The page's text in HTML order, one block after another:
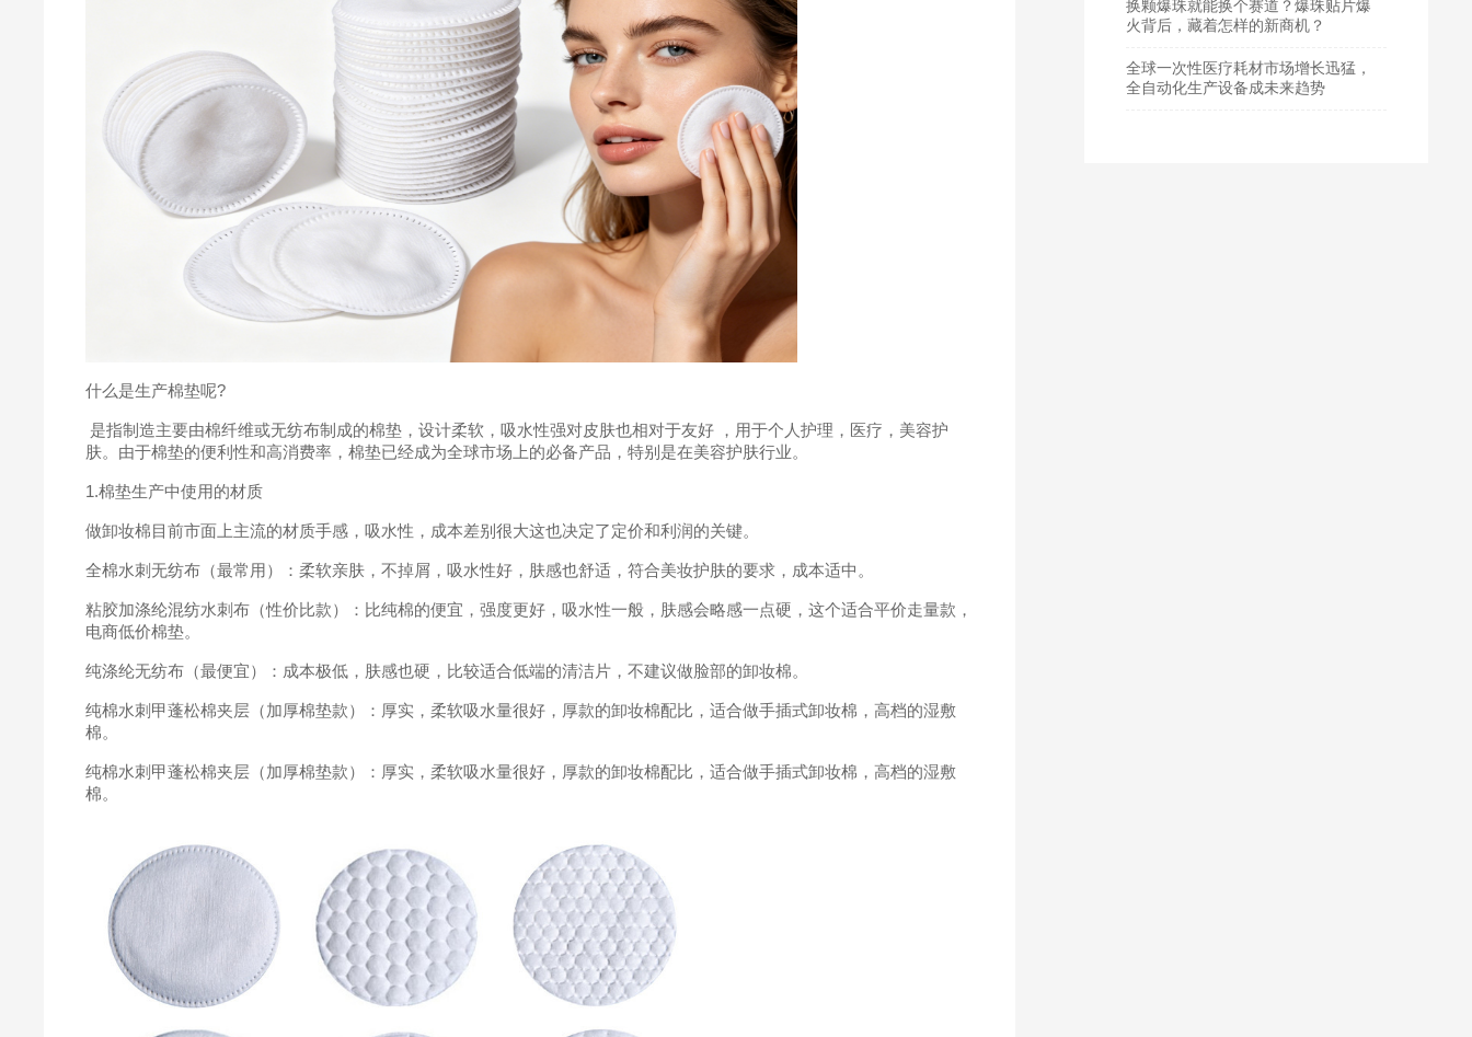
什么是生产棉垫呢?
是指制造主要由棉纤维或无纺布制成的棉垫，设计柔软，吸水性强对皮肤也相对于友好 ，用于个人护理，医疗，美容护
肤。由于棉垫的便利性和高消费率，棉垫已经成为全球市场上的必备产品，特别是在美容护肤行业。
1.棉垫生产中使用的材质
做卸妆棉目前市面上主流的材质手感，吸水性，成本差别很大这也决定了定价和利润的关键。
全棉水刺无纺布（最常用）：柔软亲肤，不掉屑，吸水性好，肤感也舒适，符合美妆护肤的要求，成本适中。
粘胶加涤纶混纺水刺布（性价比款）：比纯棉的便宜，强度更好，吸水性一般，肤感会略感一点硬，这个适合平价走量款，
电商低价棉垫。
纯涤纶无纺布（最便宜）：成本极低，肤感也硬，比较适合低端的清洁片，不建议做脸部的卸妆棉。
纯棉水刺甲蓬松棉夹层（加厚棉垫款）：厚实，柔软吸水量很好，厚款的卸妆棉配比，适合做手插式卸妆棉，高档的湿敷
棉。
纯棉水刺甲蓬松棉夹层（加厚棉垫款）：厚实，柔软吸水量很好，厚款的卸妆棉配比，适合做手插式卸妆棉，高档的湿敷
棉。
换颗爆珠就能换个赛道？爆珠贴片爆
火背后，藏着怎样的新商机？
全球一次性医疗耗材市场增长迅猛，
全自动化生产设备成未来趋势